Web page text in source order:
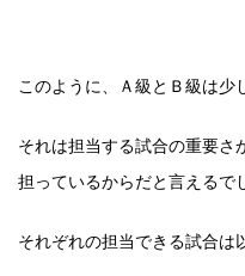
このように、Ａ級とＢ級は少
それは担当する試合の重要さ
担っているからだと言えるで
それぞれの担当できる試合は